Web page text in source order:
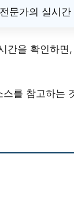
전문가의 실시간
간을 확인하
를 참고하는